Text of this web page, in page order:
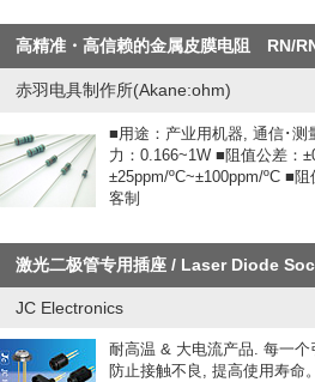
高精准・高信赖的金属皮膜电阻 RN/
赤羽电具制作所(Akane:ohm)
■用途：产业用机器, 通信･
力：0.166~1W ■阻值公差：
±25ppm/ºC~±100ppm/ºC ■
客制
激光二极管专用插座 / Laser Diode
JC Electronics
耐高温 & 大电流产品. 每一
防止接触不良, 提高使用寿命